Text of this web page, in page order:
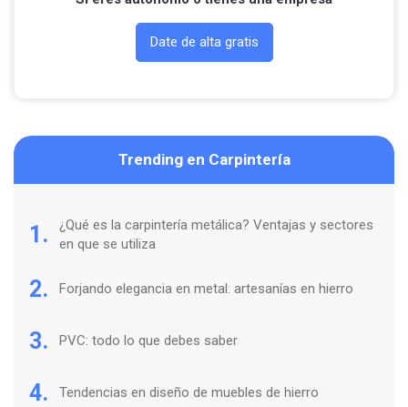
Date de alta gratis
Trending en Carpintería
1.
¿Qué es la carpintería metálica? Ventajas y sectores
en que se utiliza
2. Forjando elegancia en metal: artesanías en hierro
3. PVC: todo lo que debes saber
4. Tendencias en diseño de muebles de hierro